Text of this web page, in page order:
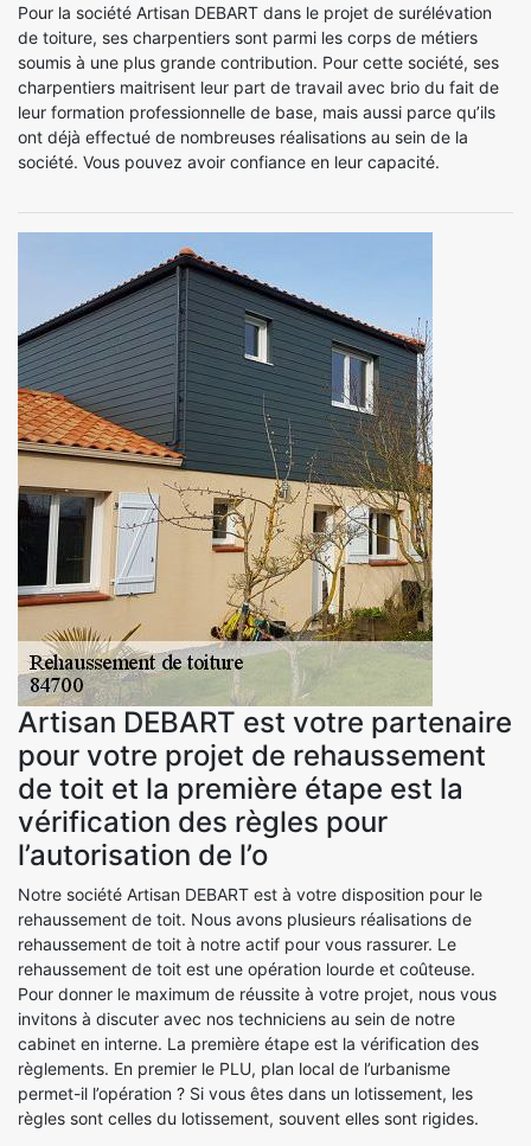
Pour la société Artisan DEBART dans le projet de surélévation
de toiture, ses charpentiers sont parmi les corps de métiers
soumis à une plus grande contribution. Pour cette société, ses
charpentiers maitrisent leur part de travail avec brio du fait de
leur formation professionnelle de base, mais aussi parce qu’ils
ont déjà effectué de nombreuses réalisations au sein de la
société. Vous pouvez avoir confiance en leur capacité.
Artisan DEBART est votre partenaire
pour votre projet de rehaussement
de toit et la première étape est la
vérification des règles pour
l’autorisation de l’o
Notre société Artisan DEBART est à votre disposition pour le
rehaussement de toit. Nous avons plusieurs réalisations de
rehaussement de toit à notre actif pour vous rassurer. Le
rehaussement de toit est une opération lourde et coûteuse.
Pour donner le maximum de réussite à votre projet, nous vous
invitons à discuter avec nos techniciens au sein de notre
cabinet en interne. La première étape est la vérification des
règlements. En premier le PLU, plan local de l’urbanisme
permet-il l’opération ? Si vous êtes dans un lotissement, les
règles sont celles du lotissement, souvent elles sont rigides.